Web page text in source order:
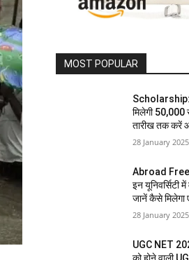
MOST POPULAR
Scholarship:
मिलेगी 50,000
तारीख तक करें
28 January 2025
Abroad Free
इन यूनिवर्सिटी
जानें कैसे मिलेगा
28 January 2025
UGC NET